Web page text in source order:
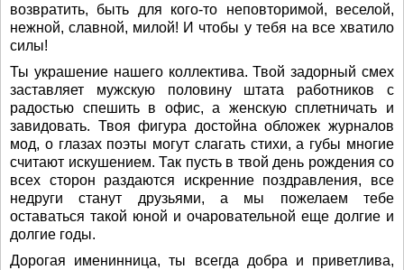
возвратить, быть для кого-то неповторимой, веселой,
нежной, славной, милой! И чтобы у тебя на все хватило
силы!
Ты украшение нашего коллектива. Твой задорный смех
заставляет мужскую половину штата работников с
радостью спешить в офис, а женскую сплетничать и
завидовать. Твоя фигура достойна обложек журналов
мод, о глазах поэты могут слагать стихи, а губы многие
считают искушением. Так пусть в твой день рождения со
всех сторон раздаются искренние поздравления, все
недруги станут друзьями, а мы пожелаем тебе
оставаться такой юной и очаровательной еще долгие и
долгие годы.
Дорогая именинница, ты всегда добра и приветлива,